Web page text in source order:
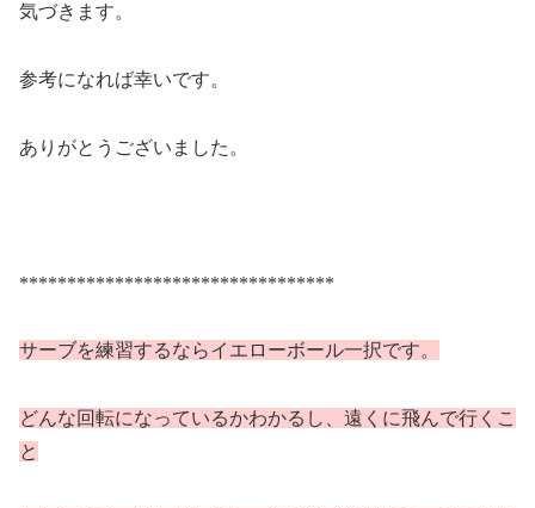
気づきます。
参考になれば幸いです。
ありがとうございました。
*********************************
サーブを練習するならイエローボール一択です。
どんな回転になっているかわかるし、遠くに飛んで行くこ
と